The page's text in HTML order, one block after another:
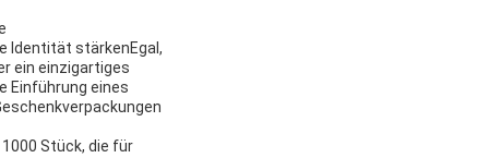
Identität stärkenEgal,
ein einzigartiges
Einführung eines
Stück, die für